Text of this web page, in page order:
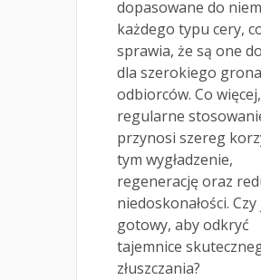
dopasowane do
każdego typu cery,
sprawia, że są one
dla szerokiego grona
odbiorców. Co
regularne
przynosi szereg
tym wygładzenie,
regenerację oraz
niedoskonałości.
gotowy, aby odkryć
tajemnice
złuszczania?